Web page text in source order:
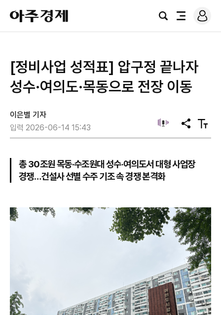
아
주
경
검
전
로
그
[정비사업 성적표] 압구정 끝나자
성수·여의도·목동으로 전장 이동
이은별 기자
입력 2026-06-14 15:43
공
유
텍
스
총 30조원 목동·수조원대 성수·여의도서 대형 사업장
경쟁…건설사 선별 수주 기조 속 경쟁 본격화